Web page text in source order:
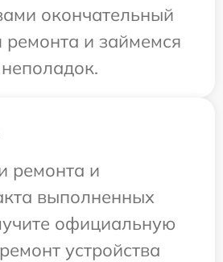
окончательный
ремонта и займемся
ремонта и
выполненных
официальную
устройства